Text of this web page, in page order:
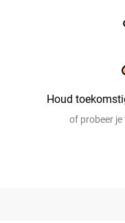
Houd
of probeer